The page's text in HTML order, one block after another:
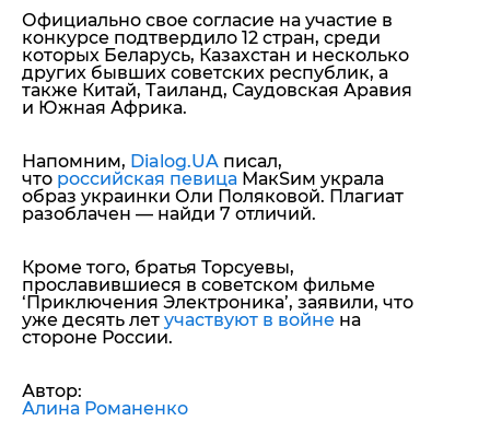
Официально свое согласие на участие в
конкурсе подтвердило 12 стран, среди
которых Беларусь, Казахстан и несколько
других бывших советских республик, а
также Китай, Таиланд, Саудовская Аравия
и Южная Африка.
Напомним, Dialog.UA писал,
что российская певица МакЅим украла
образ украинки Оли Поляковой. Плагиат
разоблачен — найди 7 отличий.
Кроме того, братья Торсуевы,
прославившиеся в советском фильме
‘Приключения Электроника’, заявили, что
уже десять лет участвуют в войне на
стороне России.
Автор:
Алина Романенко